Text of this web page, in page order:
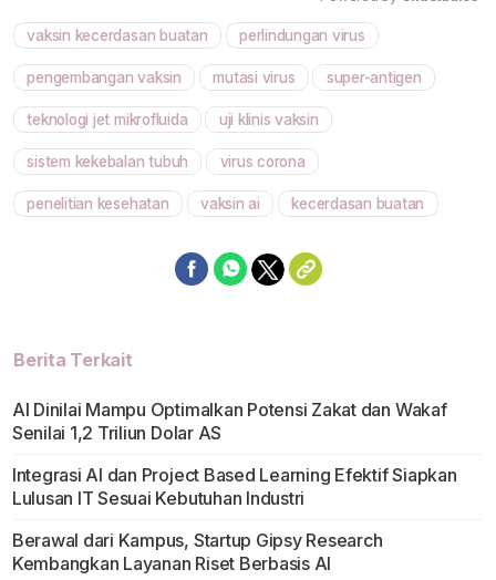
vaksin kecerdasan buatan perlindungan virus
pengembangan vaksin mutasi virus super-antigen
teknologi jet mikrofluida uji klinis vaksin
sistem kekebalan tubuh virus corona
penelitian kesehatan vaksin ai kecerdasan buatan
Berita Terkait
AI Dinilai Mampu Optimalkan Potensi Zakat dan Wakaf
Senilai 1,2 Triliun Dolar AS
Integrasi AI dan Project Based Learning Efektif Siapkan
Lulusan IT Sesuai Kebutuhan Industri
Berawal dari Kampus, Startup Gipsy Research
Kembangkan Layanan Riset Berbasis AI